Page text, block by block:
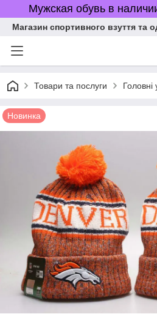
Мужская обувь в
Магазин спортивного взуття та
Товари та послуги Головні
Новинка